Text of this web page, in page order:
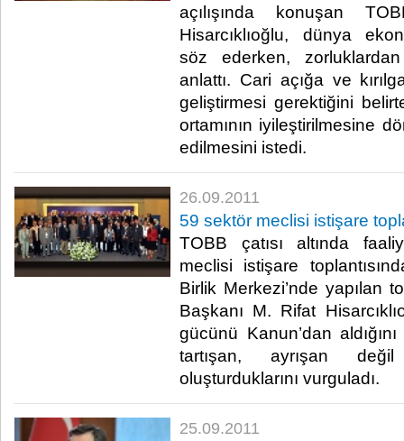
açılışında konuşan
Hisarcıklıoğlu, dünya
söz ederken, zorluklardan
anlattı. Cari açığa ve
geliştirmesi gerektiğini
ortamının iyileştirilmesine
edilmesini istedi.​ ​
26.09.2011
59 sektör meclisi istişare
TOBB çatısı altında
meclisi istişare
Birlik Merkezi’nde yapılan
Başkanı M. Rifat
gücünü Kanun’dan
tartışan, ayrışan
oluşturduklarını vurguladı.​ ​
25.09.2011